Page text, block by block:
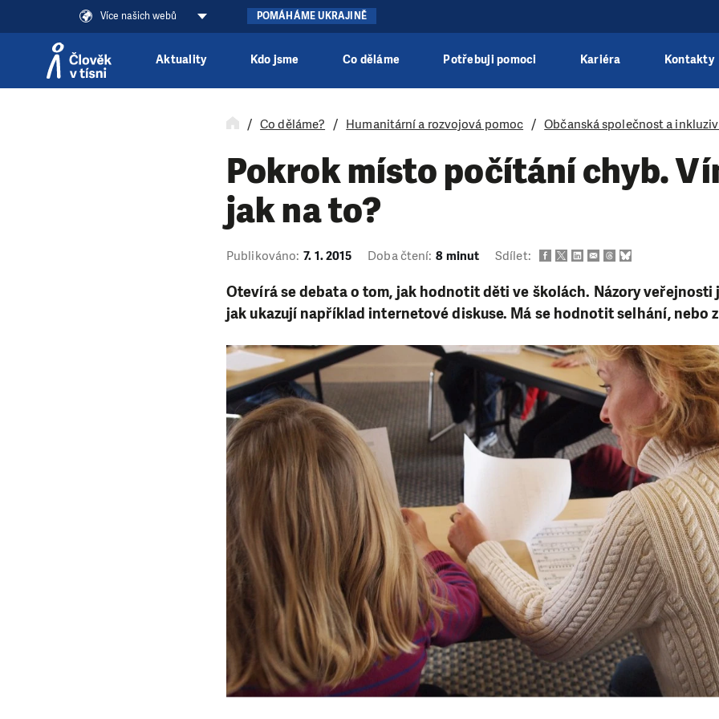
Více našich webů POMÁHÁME UKRAJINĚ
Aktuality Kdo jsme Co děláme Potřebuji pomoci Kariéra Kontakty
Co děláme? Humanitární a rozvojová pomoc Občanská společnost a
Pokrok místo počítání chyb.
jak na to?
Publikováno: 7. 1. 2015 Doba čtení: 8 minut Sdílet:
Otevírá se debata o tom, jak hodnotit děti ve školách. Názory veřejnosti
jak ukazují například internetové diskuse. Má se hodnotit selhání, nebo